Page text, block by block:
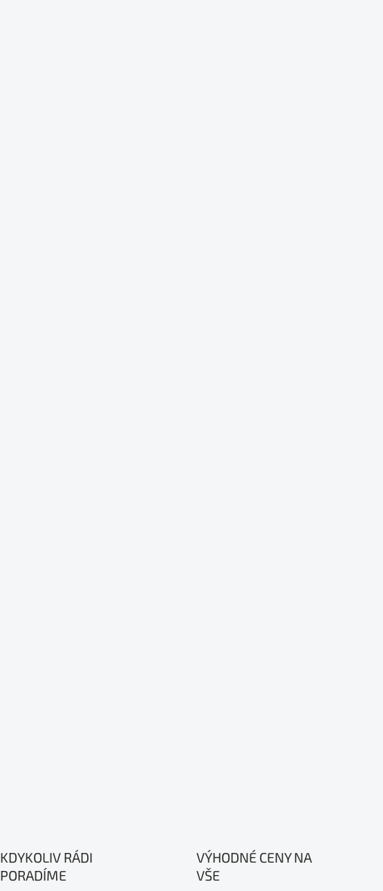
KDYKOLIV RÁDI
PORADÍME
VÝHODNÉ CENY NA
VŠE